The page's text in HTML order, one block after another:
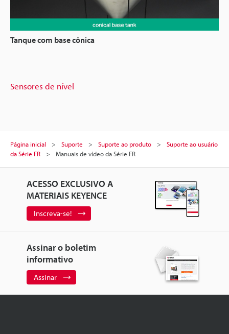
Tanque com base cônica
Sensores de nível
Página inicial Suporte Suporte ao produto
Suporte ao usuário
da Série FR
Manuais de vídeo da Série FR
ACESSO EXCLUSIVO A
MATERIAIS KEYENCE
Inscreva-se!
Assinar o boletim
informativo
Assinar